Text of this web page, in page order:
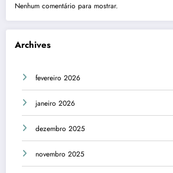
Nenhum comentário para mostrar.
Archives
fevereiro 2026
janeiro 2026
dezembro 2025
novembro 2025